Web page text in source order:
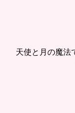
天使と月の魔法